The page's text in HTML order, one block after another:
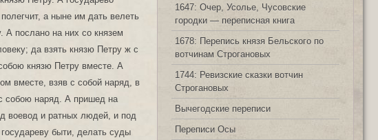
1647: Очер, Усолье, Чусовские
городки — переписная книга
1678: Перепись князя Бельского по
вотчинам Строгановых
1744: Ревизские сказки вотчин
Строгановых
Вычегодские переписи
Переписи Осы